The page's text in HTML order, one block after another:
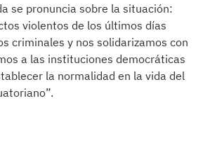
se pronuncia sobre la situación:
violentos de los últimos días
criminales y nos solidarizamos con
a las instituciones democráticas
la normalidad en la vida del